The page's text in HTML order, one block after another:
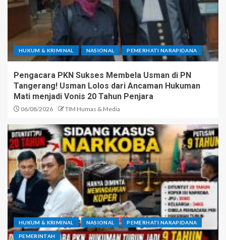
HUKUM & KRIMINAL NASIONAL PEMERHATI NARAPIDANA
Pengacara PKN Sukses Membela Usman di PN
Tangerang! Usman Lolos dari Ancaman Hukuman
Mati menjadi Vonis 20 Tahun Penjara
06/08/2026 TIM Humas & Media
HUKUM & KRIMINAL NASIONAL PEMERHATI NARAPIDANA
PEMERINTAH